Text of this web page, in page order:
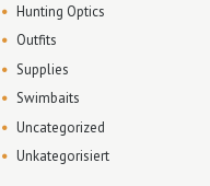
Hunting Optics
Outfits
Supplies
Swimbaits
Uncategorized
Unkategorisiert